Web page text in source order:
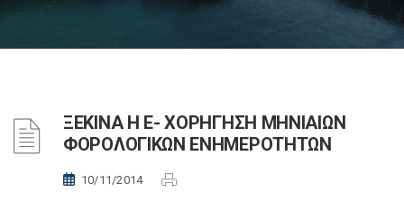
ΞΕΚΙΝΑ Η E- ΧΟΡΗΓΗΣΗ ΜΗΝΙΑΙΩΝ
ΦΟΡΟΛΟΓΙΚΩΝ ΕΝΗΜΕΡΟΤΗΤΩΝ
10/11/2014